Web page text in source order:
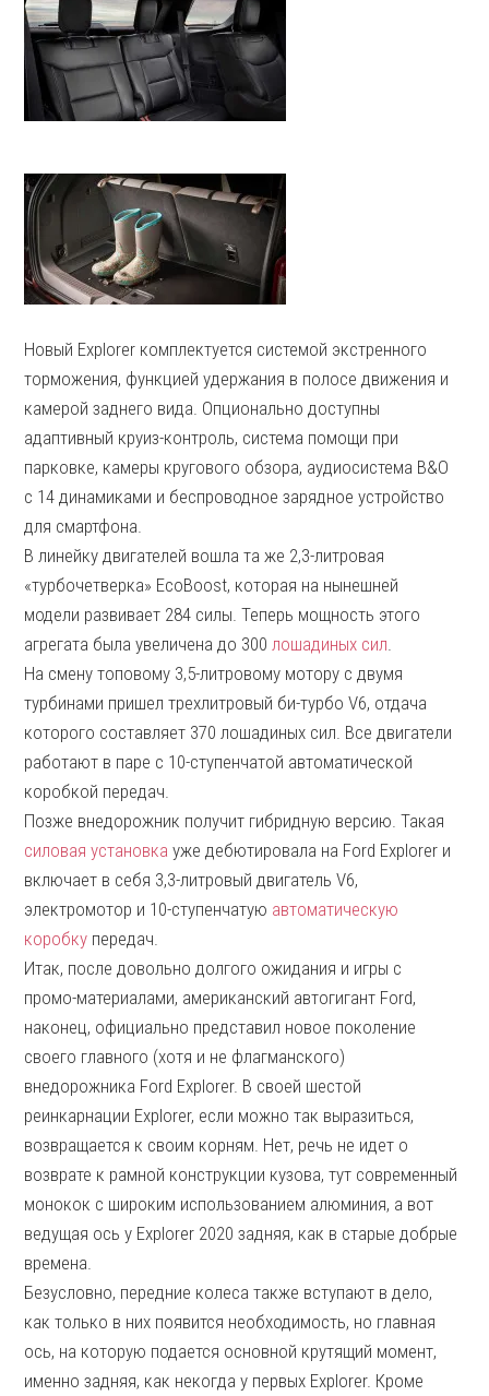
Новый Explorer комплектуется системой экстренного
торможения, функцией удержания в полосе движения и
камерой заднего вида. Опционально доступны
адаптивный круиз-контроль, система помощи при
парковке, камеры кругового обзора, аудиосистема B&O
с 14 динамиками и беспроводное зарядное устройство
для смартфона.
В линейку двигателей вошла та же 2,3-литровая
«турбочетверка» EcoBoost, которая на нынешней
модели развивает 284 силы. Теперь мощность этого
агрегата была увеличена до 300лошадиных сил.
На смену топовому 3,5-литровому мотору с двумя
турбинами пришел трехлитровый би-турбо V6, отдача
которого составляет 370 лошадиных сил. Все двигатели
работают в паре с 10-ступенчатой автоматической
коробкой передач.
Позже внедорожник получит гибридную версию. Такая
силовая установка уже дебютировала на Ford Explorer и
включает в себя 3,3-литровый двигатель V6,
электромотор и 10-ступенчатую ​​ автоматическую
коробку передач.
Итак, после довольно долгого ожидания и игры с
промо-материалами, американский автогигант Ford,
наконец, официально представил новое поколение
своего главного (хотя и не флагманского)
внедорожника Ford Explorer. В своей шестой
реинкарнации Explorer, если можно так выразиться,
возвращается к своим корням. Нет, речь не идет о
возврате к рамной конструкции кузова, тут современный
монокок с широким использованием алюминия, а вот
ведущая ось у Explorer 2020 задняя, как в старые добрые
времена.
Безусловно, передние колеса также вступают в дело,
как только в них появится необходимость, но главная
ось, на которую подается основной крутящий момент,
именно задняя, как некогда у первых Explorer. Кроме